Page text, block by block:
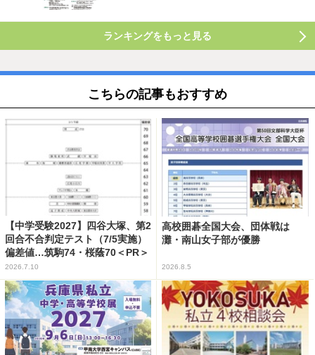
ランキングをもっと見る
こちらの記事もおすすめ
【中学受験2027】四谷大塚、第2
回合不合判定テスト（7/5実施）
偏差値…筑駒74・桜蔭70＜PR＞
2026.7.10
高校囲碁全国大会、団体戦は
灘・南山女子部が優勝
2026.8.5